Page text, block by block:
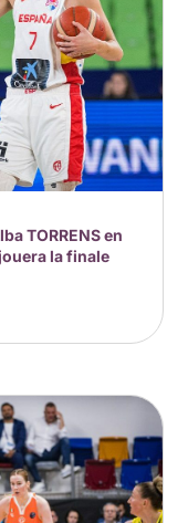
TORRENS en
la finale